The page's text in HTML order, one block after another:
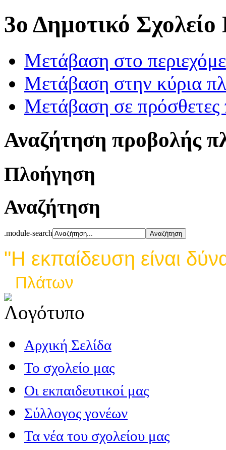
3ο Δημοτικό
Μετάβαση στο
Μετάβαση στην κύρια
Μετάβαση σε πρόσθετες
Αναζήτηση προβολής
Πλοήγηση
Αναζήτηση
.module-search
"Η εκπαίδευση είναι
Πλάτων
Αρχική Σελίδα
Το σχολείο μας
Οι εκπαιδευτικοί μας
Σύλλογος γονέων
Τα νέα του σχολείου μας